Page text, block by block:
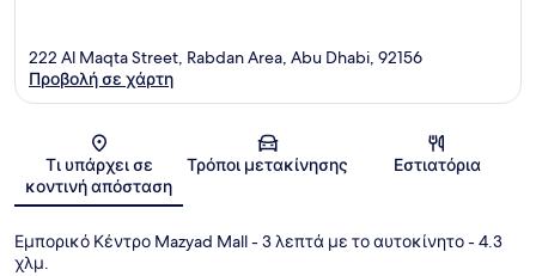
Χάρτης
222 Al Maqta Street, Rabdan Area, Abu Dhabi, 92156
Προβολή σε χάρτη
Τι υπάρχει σε
κοντινή απόσταση
Τρόποι μετακίνησης Εστιατόρια
Εμπορικό Κέντρο Mazyad Mall- 3 λεπτά με το αυτοκίνητο- 4.3
χλμ.